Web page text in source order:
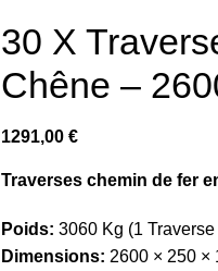
30 X
Chêne –
1291,00 €
Traverses chemin de fer
Poids: 3060 Kg (1
Dimensions: 2600 × 250 ×